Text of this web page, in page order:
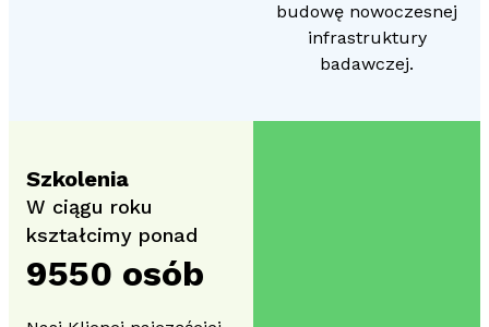
budowę nowoczesnej
infrastruktury
badawczej.
Szkolenia
W ciągu roku
kształcimy ponad
9550 osób